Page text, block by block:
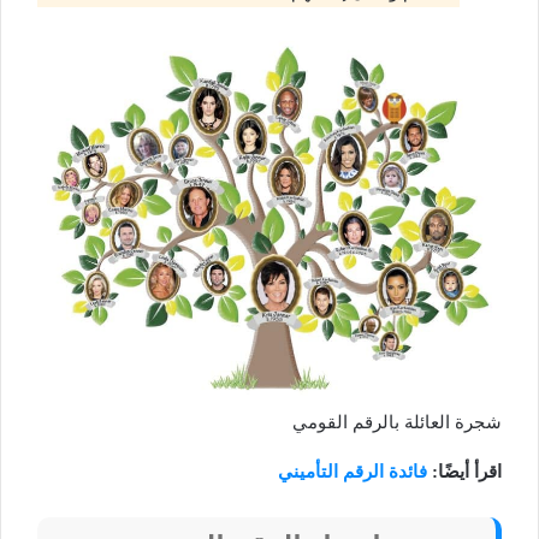
شجرة العائلة بالرقم القومي
اقرأ أيضًا: فائدة الرقم التأميني